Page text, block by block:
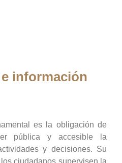
información
es la obligación de
pública y accesible la
y decisiones. Su
ciudadanos supervisen la